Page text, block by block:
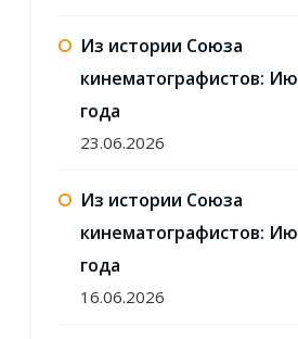
Из истории Союза
кинематографистов:
года
23.06.2026
Из истории Союза
кинематографистов:
года
16.06.2026